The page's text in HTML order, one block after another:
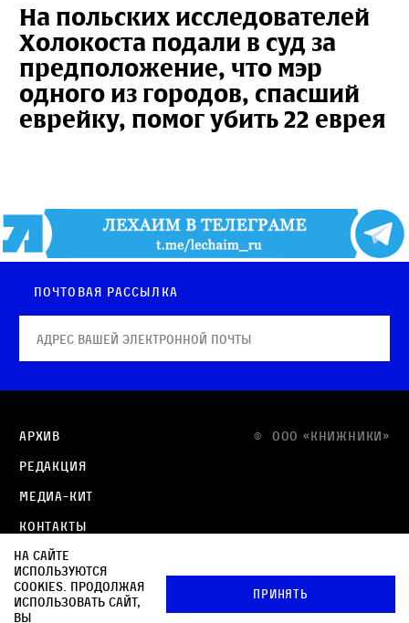
На польских исследователей
Холокоста подали в суд за
предположение, что мэр
одного из городов, спасший
еврейку, помог убить 22 еврея
Почтовая рассылка
© OOO «КНИЖНИКИ»
Архив
Редакция
Медиа-кит
Контакты
Политика в отношении обработки персональных
данных
Политика обработки файлов cookie
На сайте
используются
cookies. Продолжая
использовать сайт,
вы
Принять